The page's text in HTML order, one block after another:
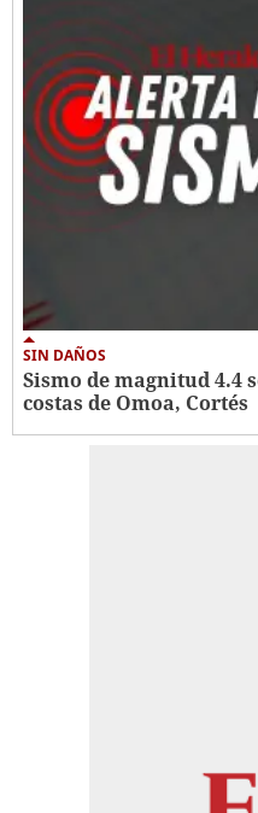
SIN DAÑOS
Sismo de magnitud 4.4
costas de Omoa, Cortés